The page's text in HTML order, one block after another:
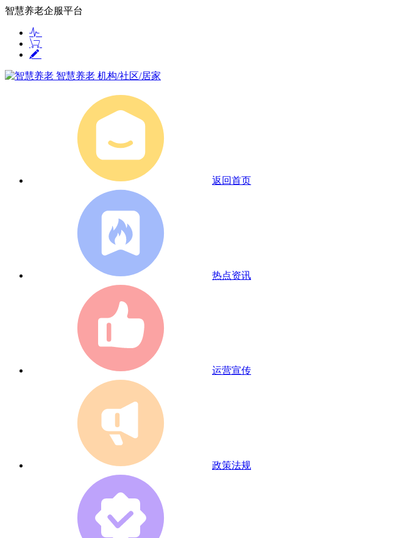
智慧养老企服平台
智慧养老 机构/社区/居家
返回首页
热点资讯
运营宣传
政策法规